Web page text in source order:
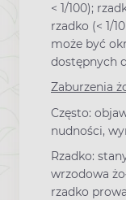
< 1/100);
rzadko (< 1/
może być
dostępnych
Zaburzenia
Często:
nudności,
Rzadko:
wrzodowa
rzadko